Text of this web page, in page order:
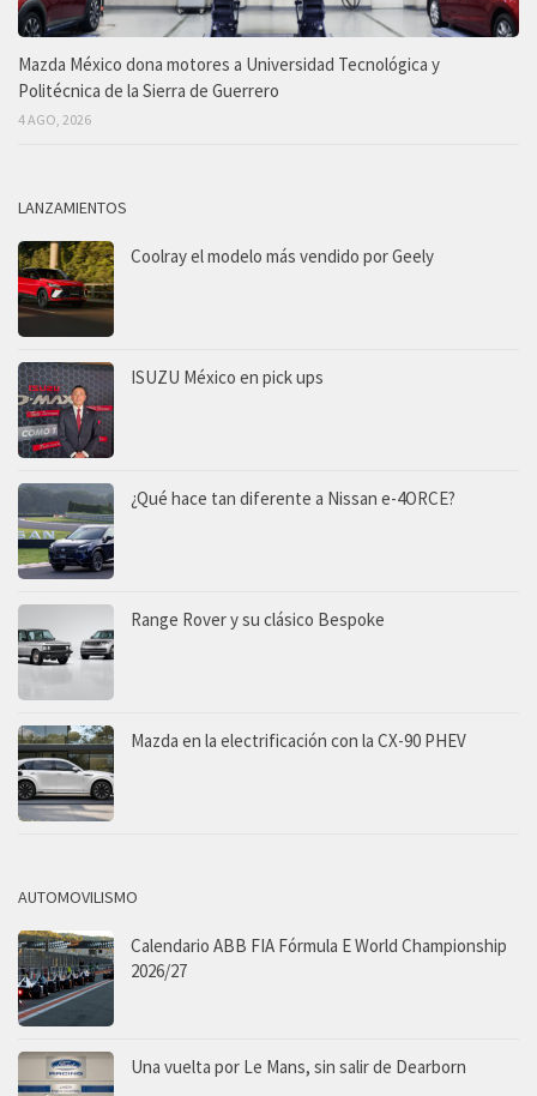
Mazda México dona motores a Universidad Tecnológica y
Politécnica de la Sierra de Guerrero
4 AGO, 2026
LANZAMIENTOS
Coolray el modelo más vendido por Geely
ISUZU México en pick ups
¿Qué hace tan diferente a Nissan e-4ORCE?
Range Rover y su clásico Bespoke
Mazda en la electrificación con la CX-90 PHEV
AUTOMOVILISMO
Calendario ABB FIA Fórmula E World Championship
2026/27
Una vuelta por Le Mans, sin salir de Dearborn